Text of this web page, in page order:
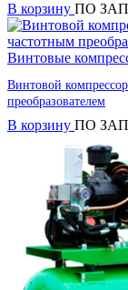
В корзину ПО
Винтовые
Винтовой
преобразователем
В корзину ПО